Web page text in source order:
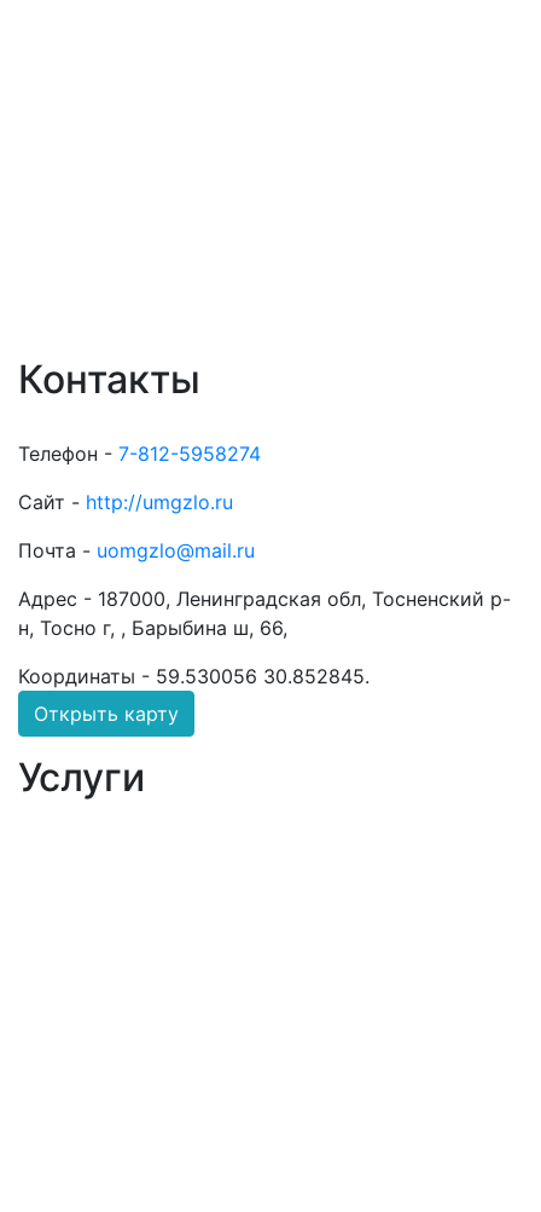
Контакты
Телефон - 7-812-5958274
Сайт - http://umgzlo.ru
Почта - uomgzlo@mail.ru
Адрес - 187000, Ленинградская обл, Тосненский р-
н, Тосно г, , Барыбина ш, 66,
Координаты - 59.530056 30.852845.
Открыть карту
Услуги